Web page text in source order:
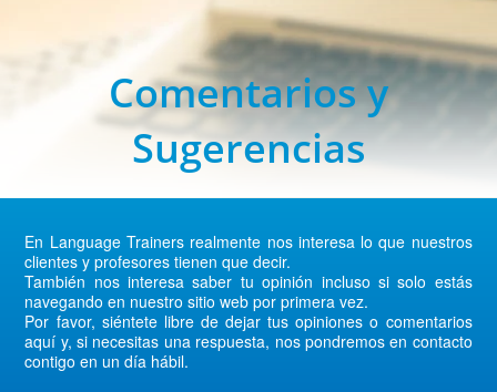
Comentarios y
Sugerencias
En Language Trainers realmente nos interesa lo que nuestros
clientes y profesores tienen que decir.
También nos interesa saber tu opinión incluso si solo estás
navegando en nuestro sitio web por primera vez.
Por favor, siéntete libre de dejar tus opiniones o comentarios
aquí y, si necesitas una respuesta, nos pondremos en contacto
contigo en un día hábil.